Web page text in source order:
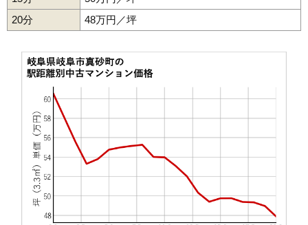
48 真砂町 62万円 1,109万円 46.0%
49 細畑 60万円 1,135万円 74.5%
50 野一色 53万円 1,119万円 69.1%
51 五坪 52万円
鷺山東
20分
48万円／坪